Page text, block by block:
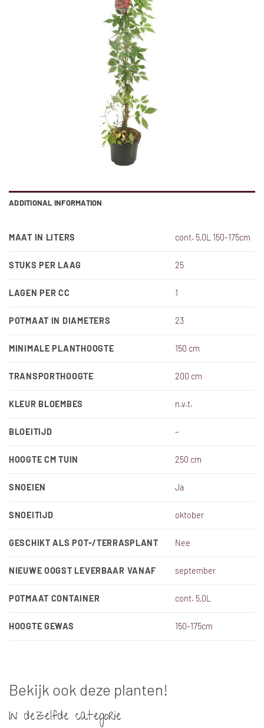
ADDITIONAL INFORMATION
MAAT IN LITERS cont. 5,0L 150-175cm
STUKS PER LAAG 25
LAGEN PER CC 1
POTMAAT IN DIAMETERS 23
MINIMALE PLANTHOOGTE 150 cm
TRANSPORTHOOGTE 200 cm
KLEUR BLOEMBES n.v.t.
BLOEITIJD –
HOOGTE CM TUIN 250 cm
SNOEIEN Ja
SNOEITIJD oktober
GESCHIKT ALS POT-/TERRASPLANT Nee
NIEUWE OOGST LEVERBAAR VANAF september
POTMAAT CONTAINER cont. 5,0L
HOOGTE GEWAS 150-175cm
Bekijk ook deze planten!
In dezelfde categorie